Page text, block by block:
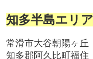
知多半島エリア
常滑市大谷朝陽ヶ丘
知多郡阿久比町福住